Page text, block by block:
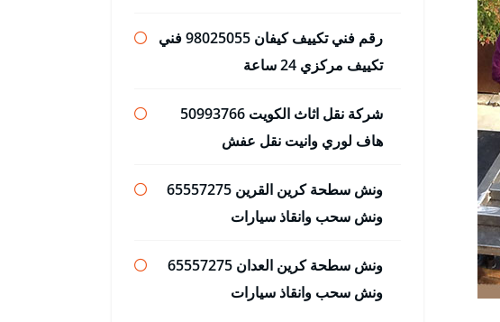
رقم فني تكييف كيفان 98025055 فني
تكييف مركزي 24 ساعة
شركة نقل اثاث الكويت 50993766
هاف لوري وانيت نقل عفش
ونش سطحة كرين القرين 65557275
ونش سحب وانقاذ سيارات
ونش سطحة كرين العدان 65557275
ونش سحب وانقاذ سيارات